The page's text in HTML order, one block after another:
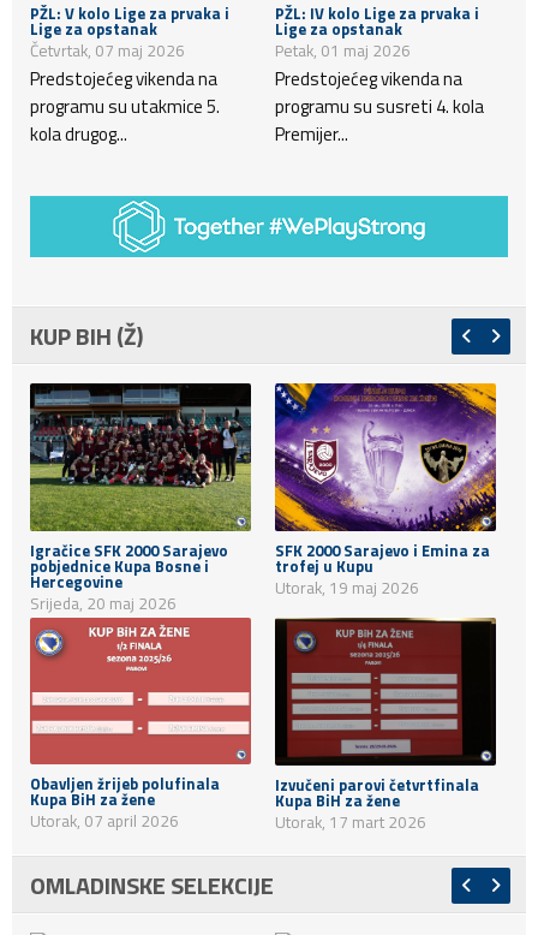
PŽL: V kolo Lige za prvaka i
Lige za opstanak
Četvrtak, 07 maj 2026
Predstojećeg vikenda na
programu su utakmice 5.
kola drugog...
PŽL: IV kolo Lige za prvaka i
Lige za opstanak
Petak, 01 maj 2026
Predstojećeg vikenda na
programu su susreti 4. kola
Premijer...
KUP BIH (Ž)
Igračice SFK 2000 Sarajevo
pobjednice Kupa Bosne i
Hercegovine
Srijeda, 20 maj 2026
SFK 2000 Sarajevo i Emina za
trofej u Kupu
Utorak, 19 maj 2026
Obavljen žrijeb polufinala
Kupa BiH za žene
Utorak, 07 april 2026
Izvučeni parovi četvrtfinala
Kupa BiH za žene
Utorak, 17 mart 2026
OMLADINSKE SELEKCIJE